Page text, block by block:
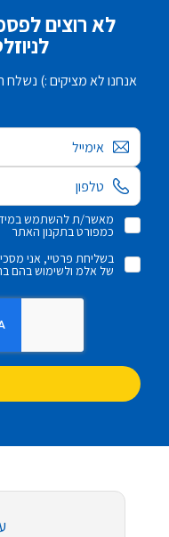
לא רוצים
אנחנו לא מציקים :) נשלח
אימייל
מאשר/ת להשתמש
כמפורט בתקנון האתר
בשליחת פרטיי, אני
של אלמ ולשימוש בהם